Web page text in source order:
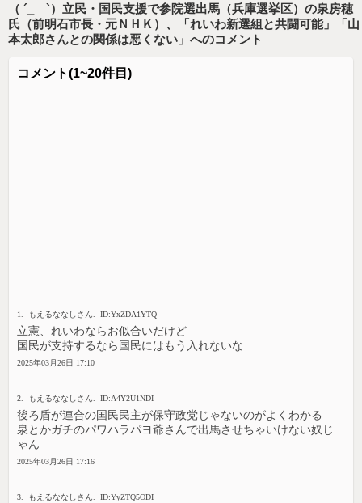
（ ´_ゝ`）立民・国民支援で参院選出馬（兵庫選挙区）の泉房穂
氏（前明石市長・元ＮＨＫ）、「れいわ新選組と共闘可能」「山
本太郎さんとの関係は悪くない」 へのコメント
コメント(1~20件目)
1. もえるななしさん. ID:YxZDA1YTQ
立憲、れいわならお似合いだけど
国民が支持するなら国民にはもう入れないな
2025年03月26日 17:10
2. もえるななしさん. ID:A4Y2U1NDI
後ろ盾が連合の国民民主が保守政党じゃないのがよくわかる
泉とかガチのパワハラパヨ爺さんで出馬させちゃいけない奴じ
ゃん
2025年03月26日 17:16
3. もえるななしさん. ID:YyZTQ5ODI